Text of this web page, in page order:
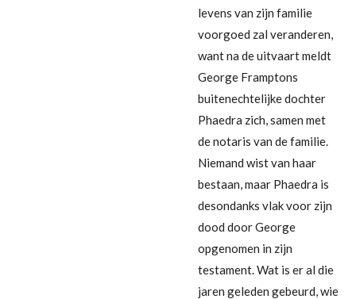
levens van zijn familie
voorgoed zal veranderen,
want na de uitvaart meldt
George Framptons
buitenechtelijke dochter
Phaedra zich, samen met
de notaris van de familie.
Niemand wist van haar
bestaan, maar Phaedra is
desondanks vlak voor zijn
dood door George
opgenomen in zijn
testament. Wat is er al die
jaren geleden gebeurd, wie